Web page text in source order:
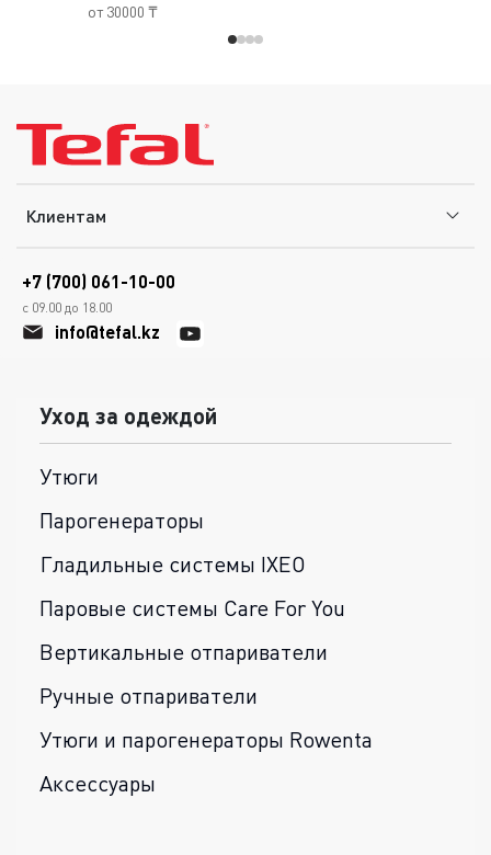
от 30000 ₸
Клиентам
+7 (700) 061-10-00
с 09.00 до 18.00
info@tefal.kz
Уход за одеждой
Утюги
Парогенераторы
Гладильные системы IXEO
Паровые системы Care For You
Вертикальные отпариватели
Ручные отпариватели
Утюги и парогенераторы Rowenta
Аксессуары